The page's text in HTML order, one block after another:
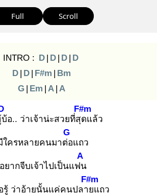
Full Scroll
INTRO : D | D | D | D
D | D | F#m | Bm
G | Em | A | A
บ้อ.. ว่าเจ้าน่ะสวยที่สุด
F#m
แล้ว
ใครหลายคนมาต่อ
G
แถว
อยากจีบเจ้าไปเป็นแฟน
A
รู้ ว่าอ้ายนั้นแค่คนปลาย
F#m
แถว